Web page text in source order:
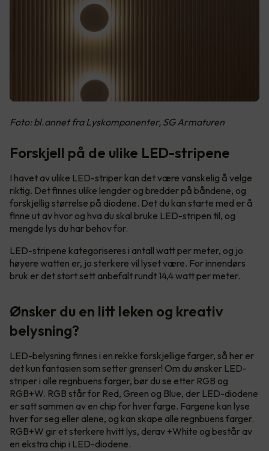
Foto: bl.annet fra Lyskomponenter, SG Armaturen
Forskjell på de ulike LED-stripene
I havet av ulike LED-striper kan det være vanskelig å velge
riktig. Det finnes ulike lengder og bredder på båndene, og
forskjellig størrelse på diodene. Det du kan starte med er å
finne ut av hvor og hva du skal bruke LED-stripen til, og
mengde lys du har behov for.
LED-stripene kategoriseres i antall watt per meter, og jo
høyere watten er, jo sterkere vil lyset være. For innendørs
bruk er det stort sett anbefalt rundt 14,4 watt per meter.
Ønsker du en litt leken og kreativ
belysning?
LED-belysning finnes i en rekke forskjellige farger, så her er
det kun fantasien som setter grenser! Om du ønsker LED-
striper i alle regnbuens farger, bør du se etter RGB og
RGB+W. RGB står for Red, Green og Blue, der LED-diodene
er satt sammen av en chip for hver farge. Fargene kan lyse
hver for seg eller alene, og kan skape alle regnbuens farger.
RGB+W gir et sterkere hvitt lys, derav +White og består av
en ekstra chip i LED-diodene.